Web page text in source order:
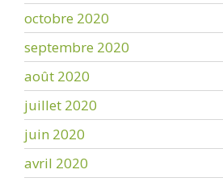
octobre 2020
septembre 2020
août 2020
juillet 2020
juin 2020
avril 2020